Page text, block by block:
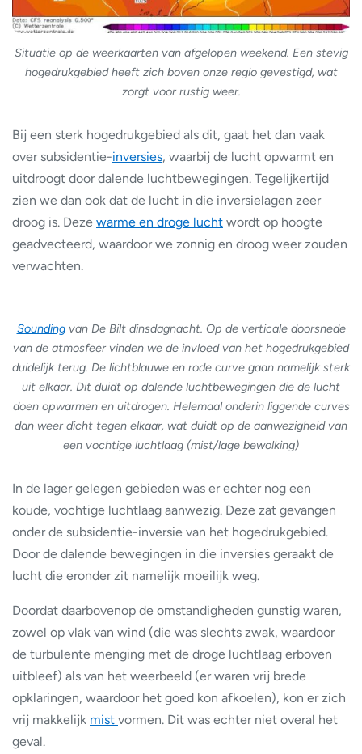
Situatie op de weerkaarten van afgelopen weekend. Een stevig
hogedrukgebied heeft zich boven onze regio gevestigd, wat
zorgt voor rustig weer.
Bij een sterk hogedrukgebied als dit, gaat het dan vaak
over subsidentie-inversies, waarbij de lucht opwarmt en
uitdroogt door dalende luchtbewegingen. Tegelijkertijd
zien we dan ook dat de lucht in die inversielagen zeer
droog is. Deze warme en droge lucht wordt op hoogte
geadvecteerd, waardoor we zonnig en droog weer zouden
verwachten.
Soundingvan De Bilt dinsdagnacht. Op de verticale doorsnede
van de atmosfeer vinden we de invloed van het hogedrukgebied
duidelijk terug. De lichtblauwe en rode curve gaan namelijk sterk
uit elkaar. Dit duidt op dalende luchtbewegingen die de lucht
doen opwarmen en uitdrogen. Helemaal onderin liggende curves
dan weer dicht tegen elkaar, wat duidt op de aanwezigheid van
een vochtige luchtlaag (mist/lage bewolking)
In de lager gelegen gebieden was er echter nog een
koude, vochtige luchtlaag aanwezig. Deze zat gevangen
onder de subsidentie-inversie van het hogedrukgebied.
Door de dalende bewegingen in die inversies geraakt de
lucht die eronder zit namelijk moeilijk weg.
Doordat daarbovenop de omstandigheden gunstig waren,
zowel op vlak van wind (die was slechts zwak, waardoor
de turbulente menging met de droge luchtlaag erboven
uitbleef) als van het weerbeeld (er waren vrij brede
opklaringen, waardoor het goed kon afkoelen), kon er zich
vrij makkelijk mist vormen. Dit was echter niet overal het
geval.